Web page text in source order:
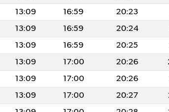
13:09 16:59 20:23
13:09 16:59 20:24
13:09 16:59 20:25
13:09 17:00 20:26
13:09 17:00 20:26
13:09 17:00 20:27